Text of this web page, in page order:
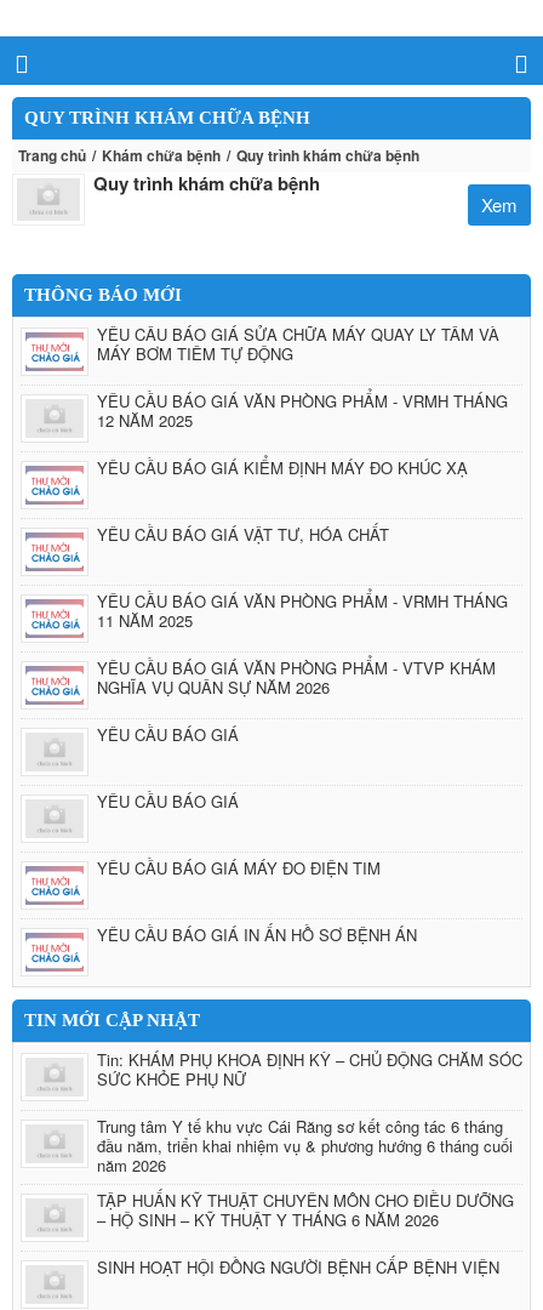
QUY TRÌNH KHÁM CHỮA BỆNH
Trang chủ Khám chữa bệnh Quy trình khám chữa bệnh
Quy trình khám chữa bệnh
Xem
THÔNG BÁO MỚI
YÊU CẦU BÁO GIÁ SỬA CHỮA MÁY QUAY LY TÂM VÀ
MÁY BƠM TIÊM TỰ ĐỘNG
YÊU CẦU BÁO GIÁ VĂN PHÒNG PHẨM - VRMH THÁNG
12 NĂM 2025
YÊU CẦU BÁO GIÁ KIỂM ĐỊNH MÁY ĐO KHÚC XẠ
YÊU CẦU BÁO GIÁ VẬT TƯ, HÓA CHẤT
YÊU CẦU BÁO GIÁ VĂN PHÒNG PHẨM - VRMH THÁNG
11 NĂM 2025
YÊU CẦU BÁO GIÁ VĂN PHÒNG PHẨM - VTVP KHÁM
NGHĨA VỤ QUÂN SỰ NĂM 2026
YÊU CẦU BÁO GIÁ
YÊU CẦU BÁO GIÁ
YÊU CẦU BÁO GIÁ MÁY ĐO ĐIỆN TIM
YÊU CẦU BÁO GIÁ IN ẤN HỒ SƠ BỆNH ÁN
TIN MỚI CẬP NHẬT
Tin: KHÁM PHỤ KHOA ĐỊNH KỲ – CHỦ ĐỘNG CHĂM SÓC
SỨC KHỎE PHỤ NỮ
Trung tâm Y tế khu vực Cái Răng sơ kết công tác 6 tháng
đầu năm, triển khai nhiệm vụ & phương hướng 6 tháng cuối
năm 2026
TẬP HUẤN KỸ THUẬT CHUYÊN MÔN CHO ĐIỀU DƯỠNG
– HỘ SINH – KỸ THUẬT Y THÁNG 6 NĂM 2026
SINH HOẠT HỘI ĐỒNG NGƯỜI BỆNH CẤP BỆNH VIỆN